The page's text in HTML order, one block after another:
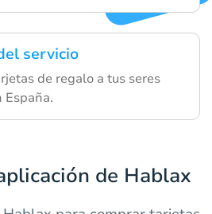
servicio
de regalo a tus seres
España.
de Hablax